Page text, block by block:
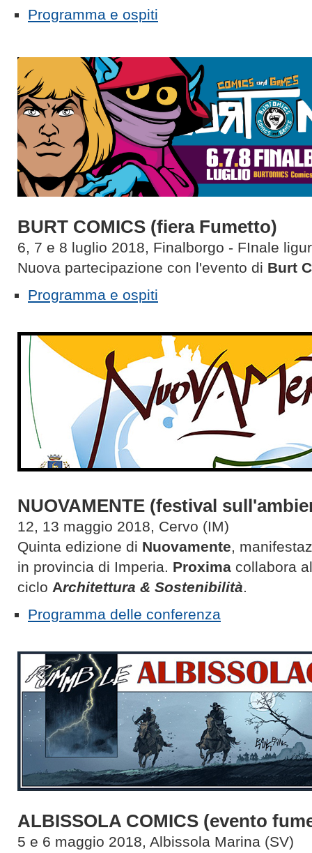
Programma e ospiti
BURT COMICS (fiera Fumetto)
6, 7 e 8 luglio 2018, Finalborgo - FInale
Nuova partecipazione con l'evento di Burt
Programma e ospiti
NUOVAMENTE (festival
12, 13 maggio 2018, Cervo (IM)
Quinta edizione di Nuovamente,
in provincia di Imperia. Proxima collabora
ciclo Architettura & Sostenibilità.
Programma delle conferenza
ALBISSOLA COMICS (evento
5 e 6 maggio 2018, Albissola Marina (SV)